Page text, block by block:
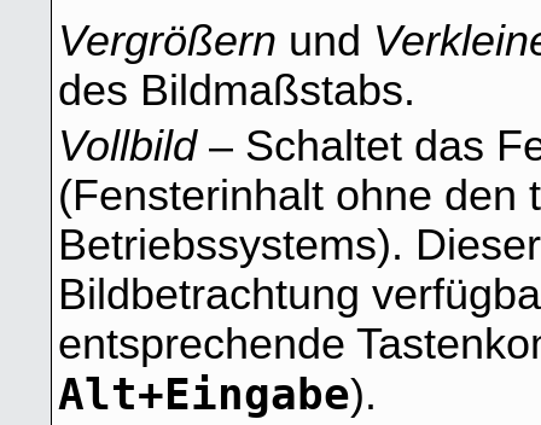
Vergrößern und
des Bildmaßstabs.
Vollbild– Schaltet das
(Fensterinhalt ohne den
Betriebssystems).
Bildbetrachtung
entsprechende
Alt+Eingabe).